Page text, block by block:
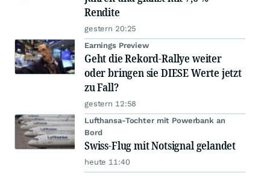
Rendite
gestern 20:25
Earnings Preview
Geht die Rekord-Rallye weiter
oder bringen sie DIESE Werte jetzt
zu Fall?
gestern 12:58
Lufthansa-Tochter mit Powerbank an
Bord
Swiss-Flug mit Notsignal gelandet
heute 11:40